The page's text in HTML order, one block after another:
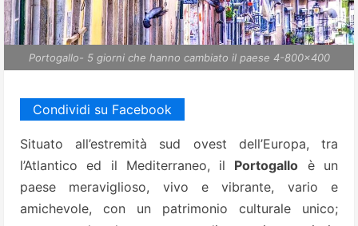
Portogallo- 5 giorni che hanno cambiato il paese 4-800x400
Condividi su Facebook
Situato all’estremità sud ovest dell’Europa, tra
l’Atlantico ed il Mediterraneo, il Portogallo è un
paese meraviglioso, vivo e vibrante, vario e
amichevole, con un patrimonio culturale unico;